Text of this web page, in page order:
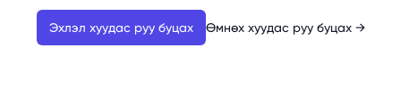
Эхлэл хуудас руу буцах Өмнөх хуудас руу буцах →